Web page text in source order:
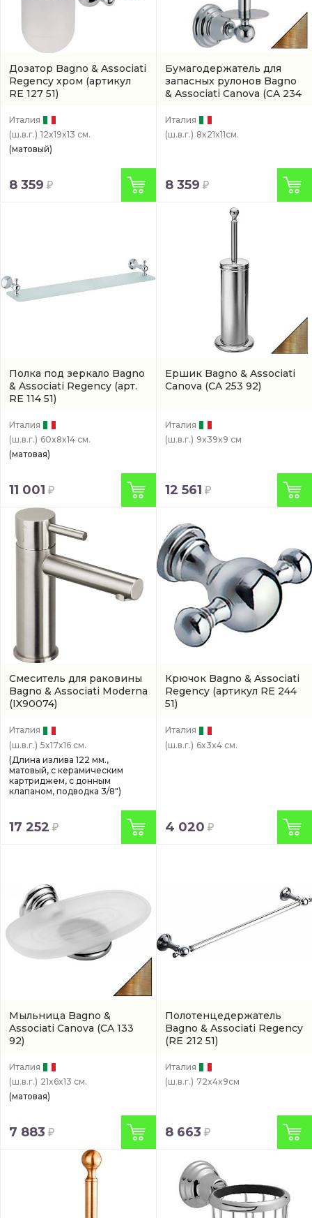
Дозатор Bagno & Associati
Regency хром (артикул
RE 127 51)
Италия
(ш.в.г.) 12x19x13 см.
(матовый)
8 359
Бумагодержатель для
запасных рулонов Bagno
& Associati Canova (CA 234
Италия
(ш.в.г.) 8x21x11см.
8 359
Полка под зеркало Bagno
& Associati Regency (арт.
RE 114 51)
Италия
(ш.в.г.) 60x8x14 см.
(матовая)
11 001
Ершик Bagno & Associati
Canova (CA 253 92)
Италия
(ш.в.г.) 9x39x9 см
12 561
Смеситель для раковины
Bagno & Associati Moderna
(IX90074)
Италия
(ш.в.г.) 5x17x16 см.
(Длина излива 122 мм.,
матовый, с керамическим
картриджем, с донным
клапаном, подводка 3/8")
17 252
Крючок Bagno & Associati
Regency (артикул RE 244
51)
Италия
(ш.в.г.) 6x3x4 см.
4 020
Мыльница Bagno &
Associati Canova (CA 133
92)
Италия
(ш.в.г.) 21x6x13 см.
(матовая)
7 883
Полотенцедержатель
Bagno & Associati Regency
(RE 212 51)
Италия
(ш.в.г.) 72x4x9см
8 663